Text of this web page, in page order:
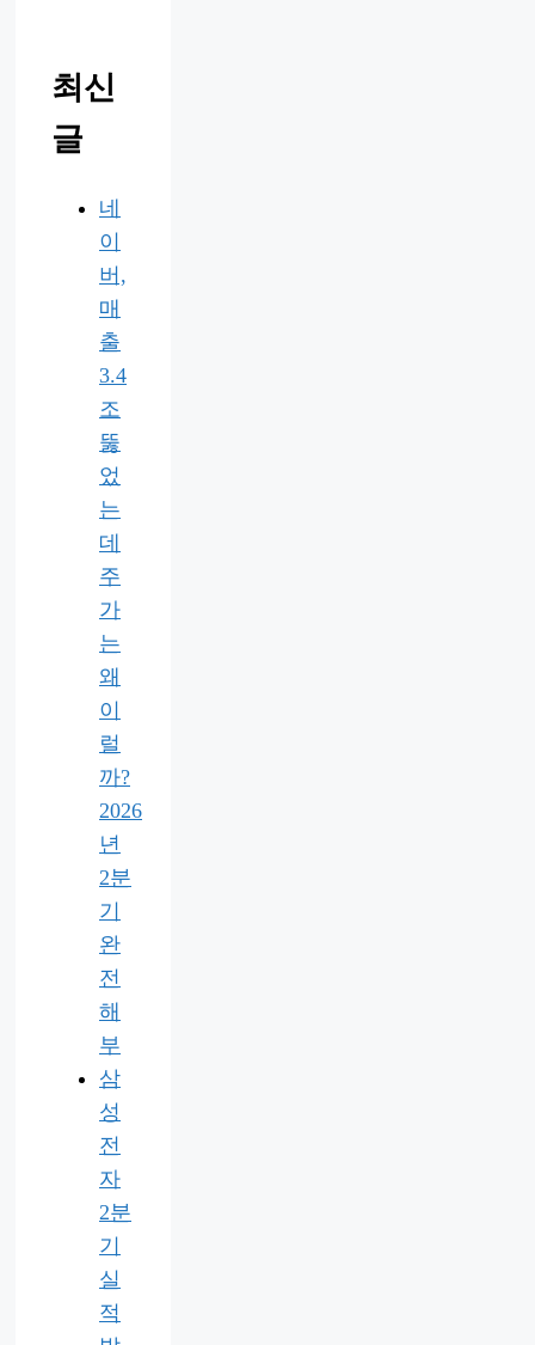
최신
글
네
이
버,
매
출
3.4
조
뚫
었
는
데
주
가
는
왜
이
럴
까?
2026
년
2분
기
완
전
해
부
삼
성
전
자
2분
기
실
적